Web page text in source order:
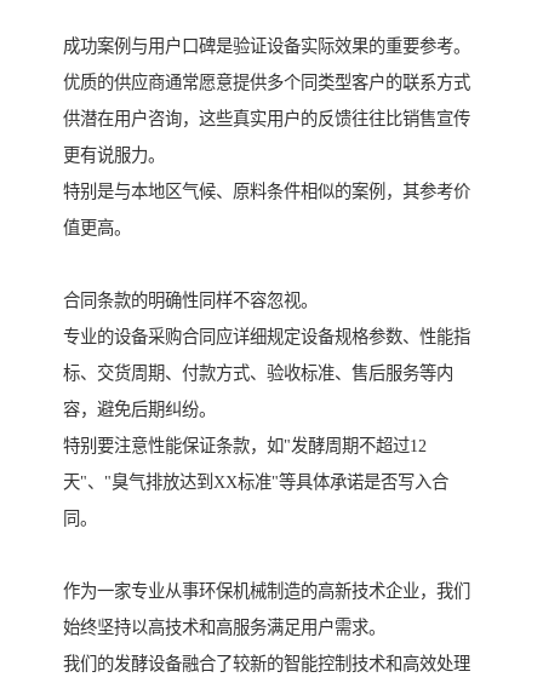
成功案例与用户口碑是验证设备实际效果的重要参考。
优质的供应商通常愿意提供多个同类型客户的联系方式
供潜在用户咨询，这些真实用户的反馈往往比销售宣传
更有说服力。
特别是与本地区气候、原料条件相似的案例，其参考价
值更高。
合同条款的明确性同样不容忽视。
专业的设备采购合同应详细规定设备规格参数、性能指
标、交货周期、付款方式、验收标准、售后服务等内
容，避免后期纠纷。
特别要注意性能保证条款，如"发酵周期不超过12
天"、"臭气排放达到XX标准"等具体承诺是否写入合
同。
作为一家专业从事环保机械制造的高新技术企业，我们
始终坚持以高技术和高服务满足用户需求。
我们的发酵设备融合了较新的智能控制技术和高效处理